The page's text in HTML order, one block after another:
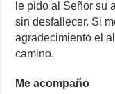
le pido al Señor su
sin desfallecer. Si
agradecimiento el
camino.
Me acompaño